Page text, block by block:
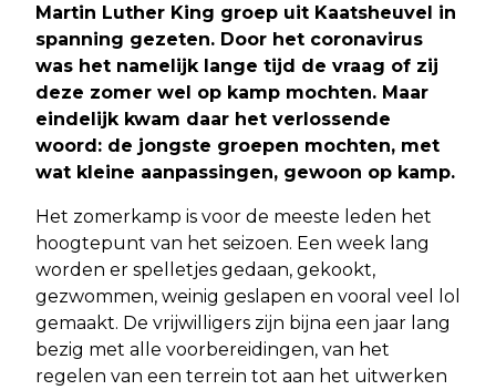
Martin Luther King groep uit Kaatsheuvel in
spanning gezeten. Door het coronavirus
was het namelijk lange tijd de vraag of zij
deze zomer wel op kamp mochten. Maar
eindelijk kwam daar het verlossende
woord: de jongste groepen mochten, met
wat kleine aanpassingen, gewoon op kamp.
Het zomerkamp is voor de meeste leden het
hoogtepunt van het seizoen. Een week lang
worden er spelletjes gedaan, gekookt,
gezwommen, weinig geslapen en vooral veel lol
gemaakt. De vrijwilligers zijn bijna een jaar lang
bezig met alle voorbereidingen, van het
regelen van een terrein tot aan het uitwerken